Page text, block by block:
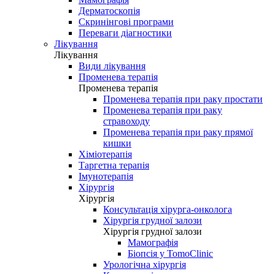
Дерматоскопія
Скринінгові програми
Переваги діагностики
Лікування
Лікування
Види лікування
Променева терапія
Променева терапія
Променева терапія при раку простати
Променева терапія при раку
стравоходу
Променева терапія при раку прямої
кишки
Хіміотерапія
Таргетна терапія
Імунотерапія
Хірургія
Хірургія
Консультація хірурга-онколога
Хірургія грудної залози
Хірургія грудної залози
Мамографія
Біопсія у TomoClinic
Урологічна хірургія